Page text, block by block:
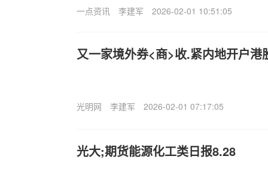
一点资讯 李建军 2026-02-01 10:51:05
又一家境外券<商>收.紧内地开户港
光明网 李建军 2026-02-01 07:17:05
光大;期货能源化工类日报8.28